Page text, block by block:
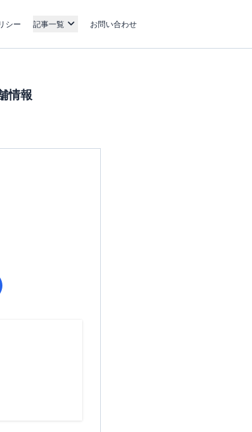
シー 記事一覧 お問い合わせ
情報